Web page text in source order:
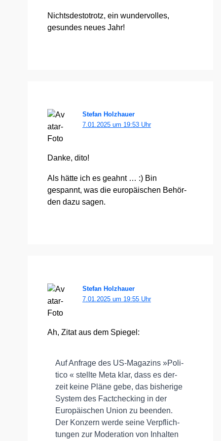
Nichts­des­to­trotz, ein wun­der­vol­les,
gesun­des neu­es Jahr!
Stefan Holzhauer
7.01.2025 um 19:53 Uhr
Dan­ke, dito!
Als hät­te ich es geahnt … :) Bin
gespannt, was die euro­päi­schen Behör­
den dazu sagen.
Stefan Holzhauer
7.01.2025 um 19:55 Uhr
Ah, Zitat aus dem Spie­gel:
Auf Anfra­ge des US-Maga­zins »Poli­
ti­co « stell­te Meta klar, dass es der­
zeit kei­ne Plä­ne gebe, das bis­he­ri­ge
Sys­tem des Fact­che­cking in der
Euro­päi­schen Uni­on zu been­den.
Der Kon­zern wer­de sei­ne Ver­pflich­
tun­gen zur Mode­ra­ti­on von Inhal­ten